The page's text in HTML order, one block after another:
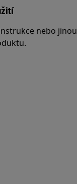
nebo jinou